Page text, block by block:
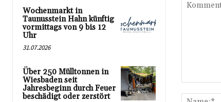
Wochenmarkt in
Taunusstein Hahn künftig
vormittags von 9 bis 12
Uhr
31.07.2026
Über 250 Mülltonnen in
Wiesbaden seit
Jahresbeginn durch Feuer
beschädigt oder zerstört